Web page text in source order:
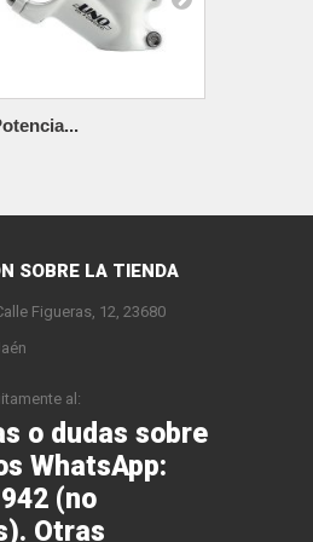
SOBRE LA TIENDA
Figueras, 12, 23680
al:
o dudas sobre
WhatsApp:
(no
Otras